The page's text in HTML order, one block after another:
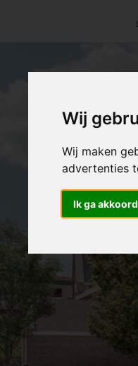
Wij
Wij maken
advertenties
Ik ga akkoord